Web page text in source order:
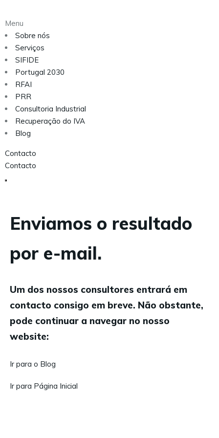
Menu
Sobre nós
Serviços
SIFIDE
Portugal 2030
RFAI
PRR
Consultoria Industrial
Recuperação do IVA
Blog
Contacto
Contacto
Enviamos o resultado
por e-mail.
Um dos nossos consultores entrará em
contacto consigo em breve. Não obstante,
pode continuar a navegar no nosso
website:
Ir para o Blog
Ir para Página Inicial